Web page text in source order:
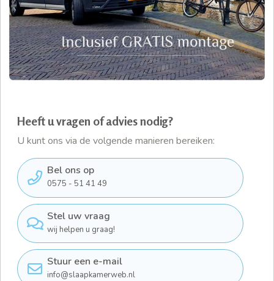
Heeft u vragen of advies nodig?
U kunt ons via de volgende manieren bereiken:
Bel ons op
0575 - 51 41 49
Stel uw vraag
wij helpen u graag!
Stuur een e-mail
info@slaapkamerweb.nl